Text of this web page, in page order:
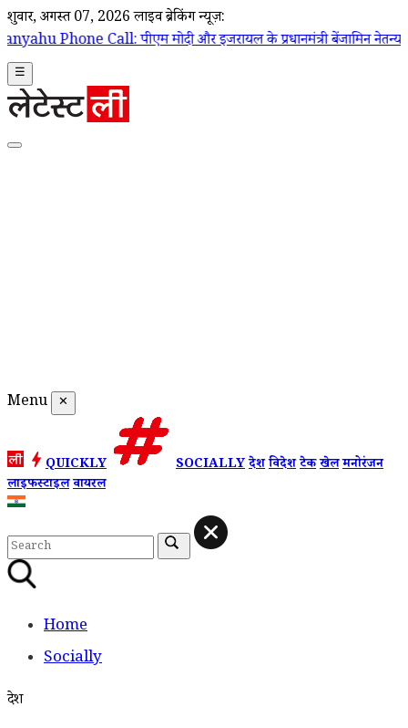
शुक्रवार, अगस्त 07, 2026 लाइव ब्रेकिंग न्यूज़:
पीएम मोदी और इजरायल के प्रधानमंत्री बेंजामिन नेतन्याहू के बीच फोन पर
☰
Menu ✕
QUICKLY SOCIALLYदेशविदेशटेकखेलमनोरंजन
लाइफस्टाइलवायरल
Home
Socially
देश